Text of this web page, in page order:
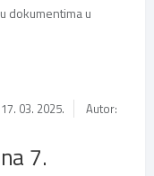
dokumentima u
17. 03. 2025.
Autor:
7.